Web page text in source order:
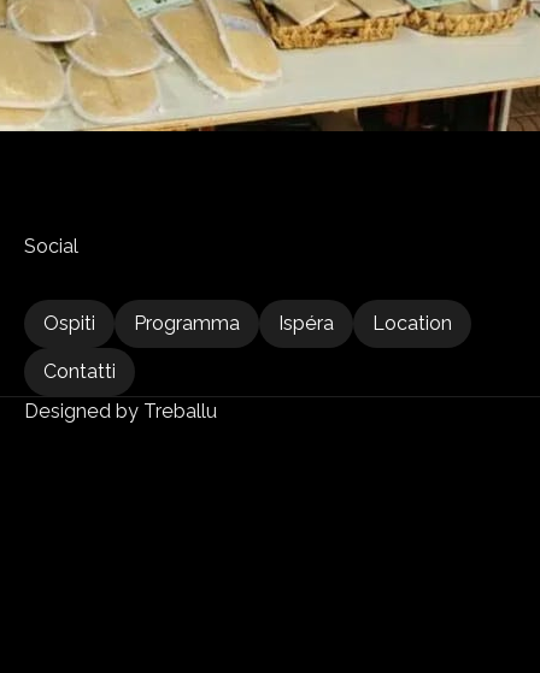
Social
Ospiti
Ospiti
Programma
Programma
Ispéra Location
Contatti
Contatti
Designed by Treballu